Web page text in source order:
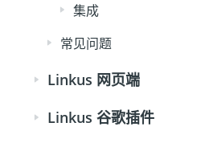
集成
常见问题
Linkus 网页端
Linkus 谷歌插件